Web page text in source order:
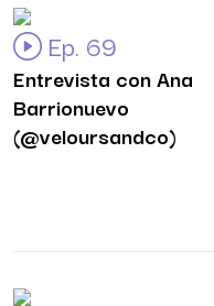
Ep. 69
Entrevista con Ana
Barrionuevo
(@veloursandco)